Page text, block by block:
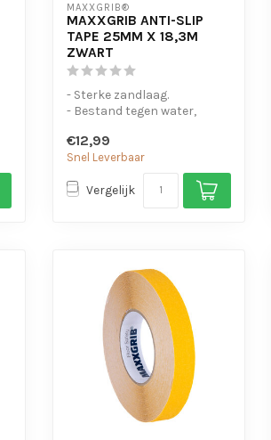
MAXXGRIB®
MAXXGRIB ANTI-SLIP
TAPE 25MM X 18,3M
ZWART
- Sterke zandlaag.
- Bestand tegen water,
- Is eenvo...
€12,99
Snel Leverbaar
Vergelijk